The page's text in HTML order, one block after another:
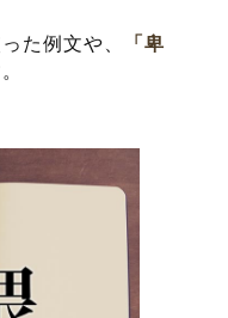
た例文や、
「卑